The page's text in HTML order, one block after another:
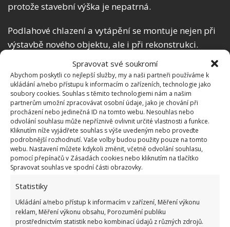
Spravovat své soukromí
Abychom poskytli co nejlepší služby, my a naši partneři používáme k
ukládání a/nebo přístupu k informacím o zařízeních, technologie jako
soubory cookies. Souhlas s těmito technologiemi nám a našim
partnerům umožní zpracovávat osobní údaje, jako je chování při
procházení nebo jedinečná ID na tomto webu. Nesouhlas nebo
odvolání souhlasu může nepříznivě ovlivnit určité vlastnosti a funkce.
Kliknutím níže vyjádřete souhlas s výše uvedeným nebo proveďte
podrobnější rozhodnutí. Vaše volby budou použity pouze na tomto
webu. Nastavení můžete kdykoli změnit, včetně odvolání souhlasu,
pomocí přepínačů v Zásadách cookies nebo kliknutím na tlačítko
Spravovat souhlas ve spodní části obrazovky.
Statistiky
Ukládání a/nebo přístup k informacím v zařízení, Měření výkonu
reklam, Měření výkonu obsahu, Porozumění publiku
prostřednictvím statistik nebo kombinací údajů z různých zdrojů.
protože stavební výška je nepatrná.
Podlahové chlazení a vytápění se montuje nejen při
výstavbě nového objektu, ale i při rekonstrukci.
Samozřejmě nesmíme zapomenout na to, že ušetříte
i spoustu energie během provozu.
Jestliže hledáte odborníka, který se specializuje na
Aquatherm Black System, obraťte se na hlavního
hráče na trhu, jímž je AEROFLEX a.s. Podlahové
chlazení se dostává stále více do povědomí.